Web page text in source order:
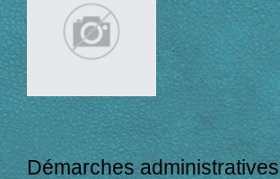
Démarches administratives